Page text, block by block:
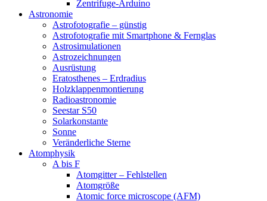
Zentrifuge-Arduino
Astronomie
Astrofotografie – günstig
Astrofotografie mit Smartphone & Fernglas
Astrosimulationen
Astrozeichnungen
Ausrüstung
Eratosthenes – Erdradius
Holzklappenmontierung
Radioastronomie
Seestar S50
Solarkonstante
Sonne
Veränderliche Sterne
Atomphysik
A bis F
Atomgitter – Fehlstellen
Atomgröße
Atomic force microscope (AFM)